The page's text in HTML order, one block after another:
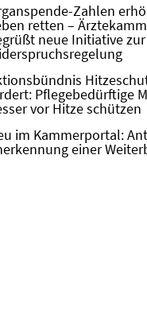
Zahlen
retten –
neue Initiative zur
Pflegebedürftige
vor Hitze schützen
im Kammerportal:
einer